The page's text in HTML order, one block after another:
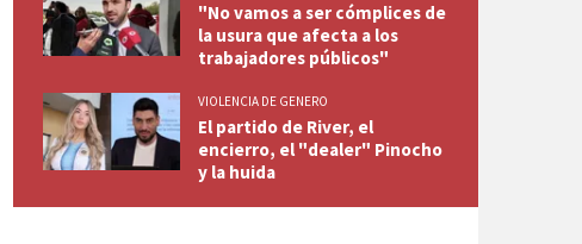
"No vamos a ser cómplices de
la usura que afecta a los
trabajadores públicos"
VIOLENCIA DE GENERO
El partido de River, el
encierro, el "dealer" Pinocho
y la huida